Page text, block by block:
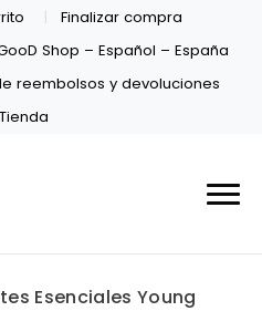
Finalizar compra
Shop – Español – España
reembolsos y devoluciones
Tienda
Esenciales Young